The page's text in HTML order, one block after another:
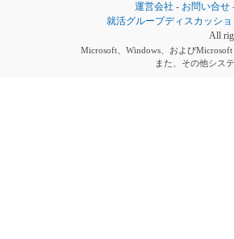
運営会社 - お問い合せ
就活グループディスカッショ
All
Microsoft、Windows、および
また、その他シス